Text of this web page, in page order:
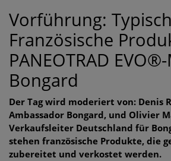
Vorführung: Typisch
Französische
PANEOTRAD
Bongard
Der Tag wird moderiert von: Denis
Ambassador Bongard, und Olivier
Verkaufsleiter Deutschland für
stehen französische Produkte, die
zubereitet und verkostet werden.